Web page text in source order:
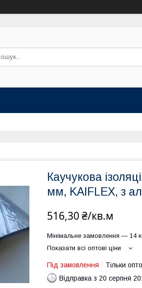
Каучукова
мм, KAIFLEX, з
516,30 ₴/кв.м
Мінімальне замовлення — 14
Показати всі оптові ціни
Під замовлення
Тільки
Відправка з 20 серпня